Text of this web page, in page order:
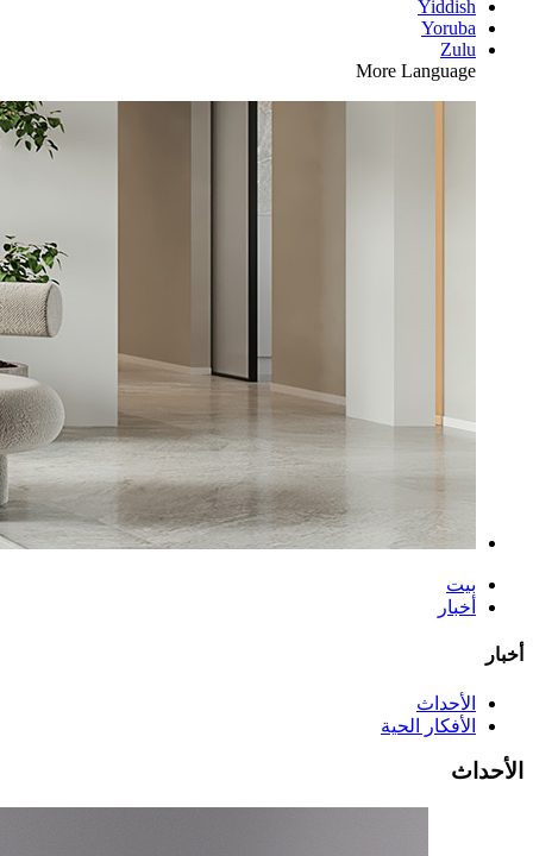
Yiddish
Yoruba
Zulu
More Language
بيت
أخبار
أخبار
الأحداث
الأفكار الحية
الأحداث